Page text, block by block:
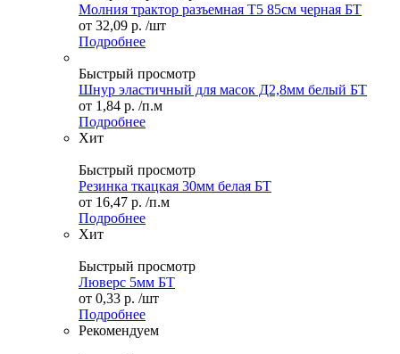
Молния трактор разъемная Т5 85см черная БТ
от 32,09 р. /шт
Подробнее
Быстрый просмотр
Шнур эластичный для масок Д2,8мм белый БТ
от 1,84 р. /п.м
Подробнее
Хит
Быстрый просмотр
Резинка ткацкая 30мм белая БТ
от 16,47 р. /п.м
Подробнее
Хит
Быстрый просмотр
Люверс 5мм БТ
от 0,33 р. /шт
Подробнее
Рекомендуем